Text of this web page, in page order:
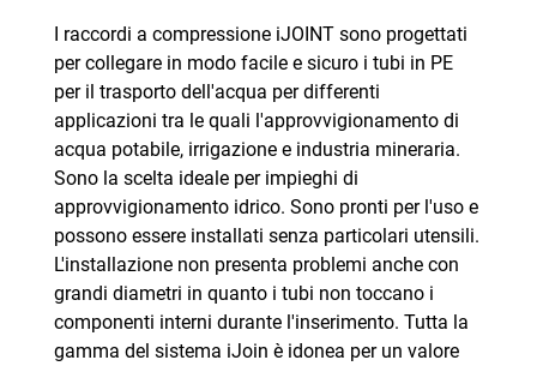
I raccordi a compressione iJOINT sono progettati
per collegare in modo facile e sicuro i tubi in PE
per il trasporto dell'acqua per differenti
applicazioni tra le quali l'approvvigionamento di
acqua potabile, irrigazione e industria mineraria.
Sono la scelta ideale per impieghi di
approvvigionamento idrico. Sono pronti per l'uso e
possono essere installati senza particolari utensili.
L'installazione non presenta problemi anche con
grandi diametri in quanto i tubi non toccano i
componenti interni durante l'inserimento. Tutta la
gamma del sistema iJoin è idonea per un valore